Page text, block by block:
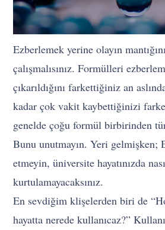
Ezberlemek yerine olayın
çalışmalısınız. Formülleri
çıkarıldığını farkettiğiniz an
kadar çok vakit kaybettiğinizi
genelde çoğu formül birbirinden
Bunu unutmayın. Yeri gelmişken;
etmeyin, üniversite hayatınızda
kurtulamayacaksınız.
En sevdiğim klişelerden biri de
hayatta nerede kullanıcaz?”